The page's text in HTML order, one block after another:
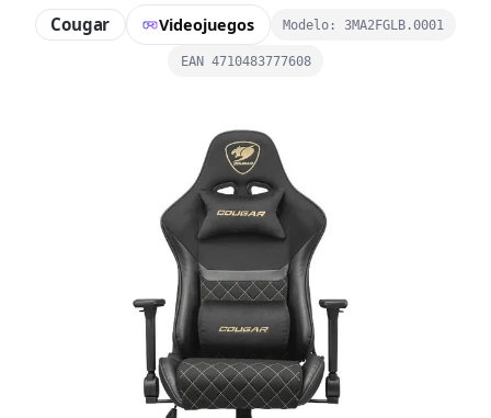
Cougar Videojuegos Modelo: 3MA2FGLB.0001
EAN 4710483777608